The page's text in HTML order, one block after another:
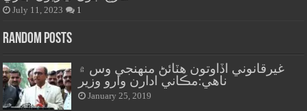
July 11, 2023 1
Random Posts
غيرقانوني اڏاوتون هٽائڻ منهنجي وس ۾
ناهي:مڪاني ادارن وارو وزير
January 25, 2019